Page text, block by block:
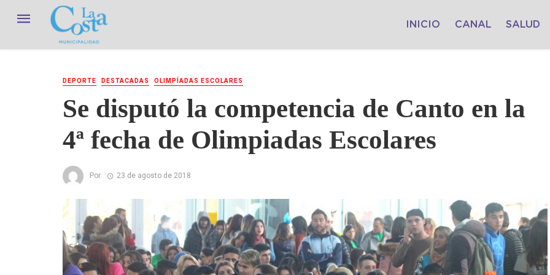
INICIO CANAL SALUD
DEPORTE DESTACADAS OLIMPÍADAS ESCOLARES
Se disputó la competencia de Canto en la
4ª fecha de Olimpiadas Escolares
Por 23 de agosto de 2018